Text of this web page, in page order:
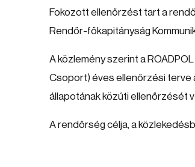
Fokozott ellenőrzést tart a
Rendőr-főkapitányság
A közlemény szerint a
Csoport) éves ellenőrzési terve
állapotának közúti ellenőrzését
A rendőrség célja, a